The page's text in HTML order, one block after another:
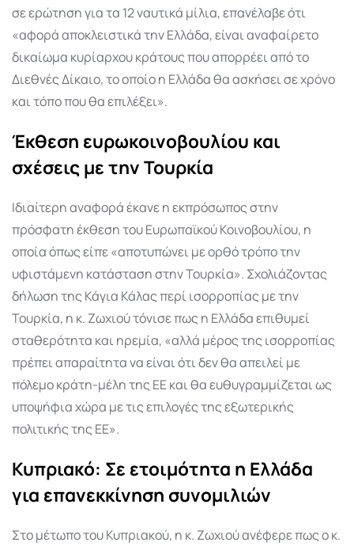
σε ερώτηση για τα 12 ναυτικά μίλια, επανέλαβε ότι
«αφορά αποκλειστικά την Ελλάδα, είναι αναφαίρετο
δικαίωμα κυρίαρχου κράτους που απορρέει από το
Διεθνές Δίκαιο, το οποίο η Ελλάδα θα ασκήσει σε χρόνο
και τόπο που θα επιλέξει».
Έκθεση ευρωκοινοβουλίου και
σχέσεις με την Τουρκία
Ιδιαίτερη αναφορά έκανε η εκπρόσωπος στην
πρόσφατη έκθεση του Ευρωπαϊκού Κοινοβουλίου, η
οποία όπως είπε «αποτυπώνει με ορθό τρόπο την
υφιστάμενη κατάσταση στην Τουρκία». Σχολιάζοντας
δήλωση της Κάγια Κάλας περί ισορροπίας με την
Τουρκία, η κ. Ζωχιού τόνισε πως η Ελλάδα επιθυμεί
σταθερότητα και ηρεμία, «αλλά μέρος της ισορροπίας
πρέπει απαραίτητα να είναι ότι δεν θα απειλεί με
πόλεμο κράτη-μέλη της ΕΕ και θα ευθυγραμμίζεται ως
υποψήφια χώρα με τις επιλογές της εξωτερικής
πολιτικής της ΕΕ».
Κυπριακό: Σε ετοιμότητα η Ελλάδα
για επανεκκίνηση συνομιλιών
Στο μέτωπο του Κυπριακού, η κ. Ζωχιού ανέφερε πως ο κ.